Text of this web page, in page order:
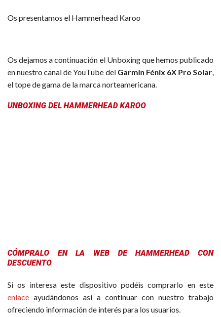
Os presentamos el Hammerhead Karoo
Os dejamos a continuación el Unboxing que hemos publicado
en nuestro canal de YouTube del Garmin Fénix 6X Pro Solar
el tope de gama de la marca norteamericana.
UNBOXING DEL HAMMERHEAD KAROO
CÓMPRALO EN LA WEB DE HAMMERHEAD CON
DESCUENTO
Si os interesa este dispositivo podéis comprarlo en este
enlace ayudándonos así a continuar con nuestro trabajo
ofreciendo información de interés para los usuarios.